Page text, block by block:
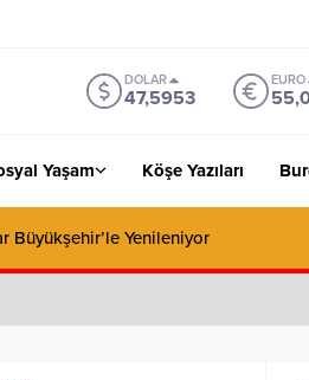
DOLAR
47,5953
EURO
Yaşam Köşe Yazıları
Bulut ve Yavuz’un Ezgileriyle Şenlendi